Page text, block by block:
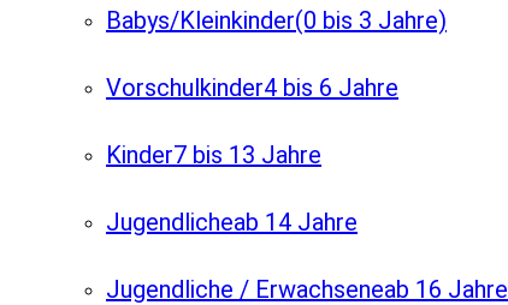
Babys/Kleinkinder(0 bis 3 Jahre)
Vorschulkinder4 bis 6 Jahre
Kinder7 bis 13 Jahre
Jugendlicheab 14 Jahre
Jugendliche / Erwachseneab 16 Jahre